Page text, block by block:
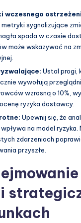
wczesnego
sygnalizujące
spada w czasie
może wskazywać na
Ustal progi,
wywołują
wzrosną o 10%,
ryzyka dostawcy.
Upewnij się, że
na model ryzyka.
zdarzeniach
przyszłe.